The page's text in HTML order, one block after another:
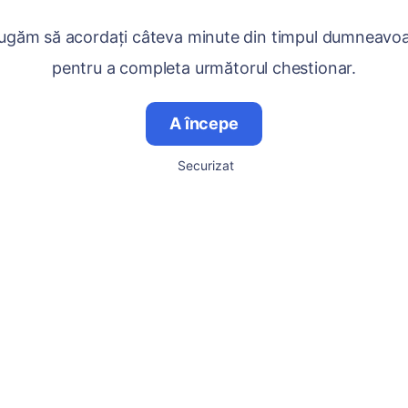
să acordați câteva minute din timpul
pentru a completa următorul chestionar.
A începe
Securizat